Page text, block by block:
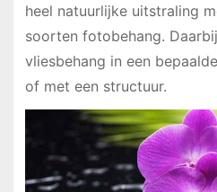
heel natuurlijke uitstraling
soorten fotobehang.
vliesbehang in een
of met een structuur.